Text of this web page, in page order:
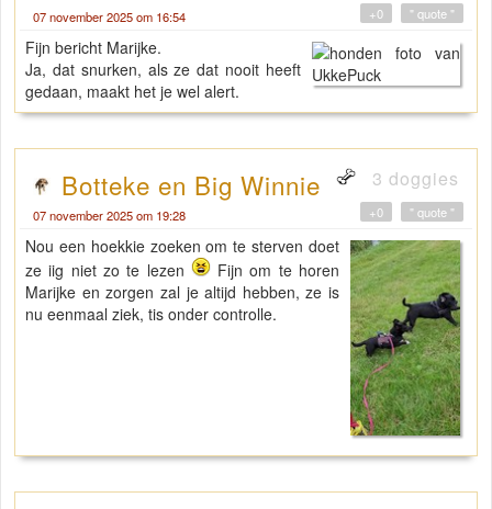
07 november 2025 om 16:54 " quote "
+0
Fijn bericht Marijke.
Ja, dat snurken, als ze dat nooit heeft
gedaan, maakt het je wel alert.
Botteke en Big Winnie 3 doggies
07 november 2025 om 19:28 " quote "
+0
Nou een hoekkie zoeken om te sterven doet
ze iig niet zo te lezen
Fijn om te horen
Marijke en zorgen zal je altijd hebben, ze is
nu eenmaal ziek, tis onder controlle.